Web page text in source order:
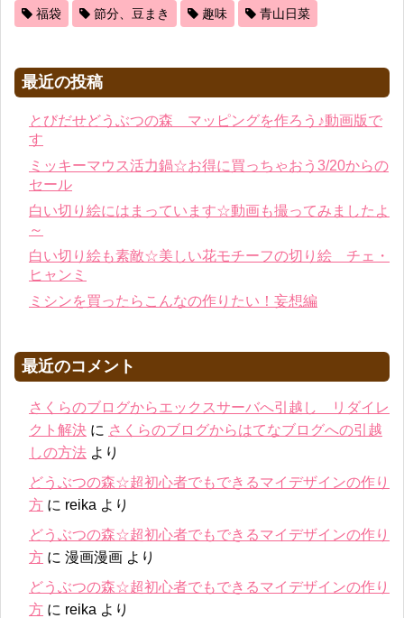
福袋 節分、豆まき 趣味 青山日菜
最近の投稿
とびだせどうぶつの森 マッピングを作ろう♪動画版で
す
ミッキーマウス活力鍋☆お得に買っちゃおう3/20からの
セール
白い切り絵にはまっています☆動画も撮ってみましたよ
～
白い切り絵も素敵☆美しい花モチーフの切り絵 チェ・
ヒャンミ
ミシンを買ったらこんなの作りたい！妄想編
最近のコメント
さくらのブログからエックスサーバへ引越し リダイレ
クト解決 に さくらのブログからはてなブログへの引越
しの方法 より
どうぶつの森☆超初心者でもできるマイデザインの作り
方 に reika より
どうぶつの森☆超初心者でもできるマイデザインの作り
方 に 漫画漫画 より
どうぶつの森☆超初心者でもできるマイデザインの作り
方 に reika より